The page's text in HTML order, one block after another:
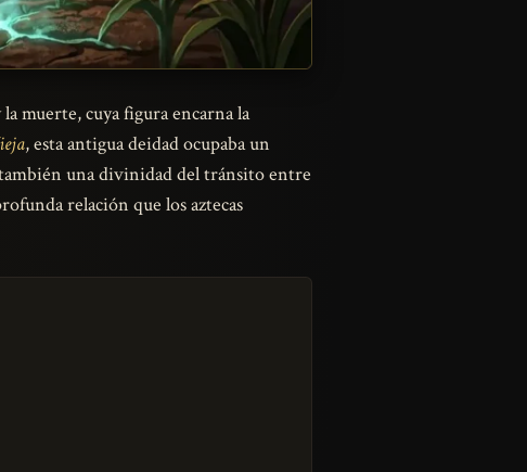
muerte, cuya figura encarna la
, esta antigua deidad ocupaba un
una divinidad del tránsito entre
relación que los aztecas